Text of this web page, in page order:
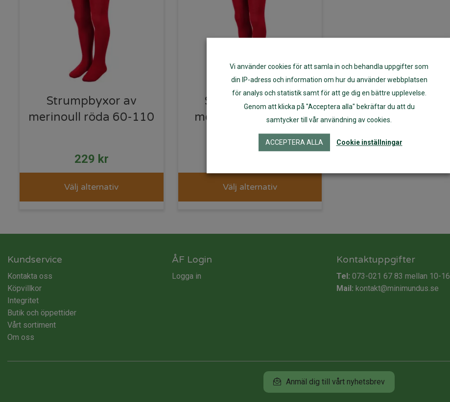
Strumpbyxor av
merinoull röda 60-110
229 kr
Välj alternativ
Strumpbyxor av
merinoull röda 120-
140
Välj alternativ
Kundservice
Kontakta oss
Köpvillkor
Integritet
Butik och öppettider
Vårt sortiment
Om oss
ÅF Login
Logga in
Kontaktuppgifter
Tel: 073-021 67 83 mellan 10-16
Mail: kontakt@minimundus.se
Anmäl dig till vårt nyhetsbrev
Vi använder cookies för att samla in och behandla uppgifter som
din IP-adress och information om hur du använder webbplatsen
för analys och statistik samt för att ge dig en bättre upplevelse.
Genom att klicka på "Acceptera alla" bekräftar du att du
samtycker till vår användning av cookies.
ACCEPTERA ALLA Cookie inställningar